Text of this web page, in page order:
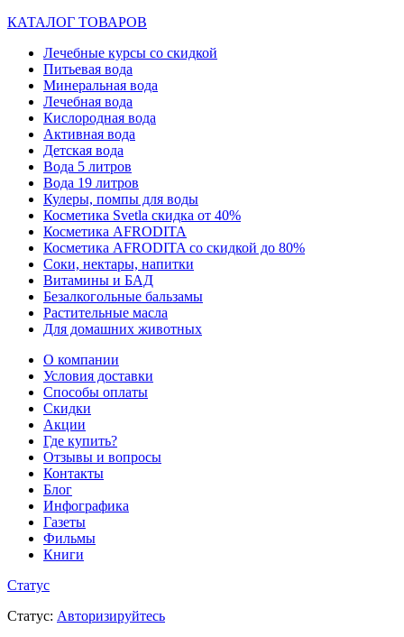
КАТАЛОГ ТОВАРОВ
Лечебные курсы со скидкой
Питьевая вода
Минеральная вода
Лечебная вода
Кислородная вода
Активная вода
Детская вода
Вода 5 литров
Вода 19 литров
Кулеры, помпы для воды
Косметика Svetla скидка от 40%
Косметика AFRODITA
Косметика AFRODITA со скидкой до 80%
Соки, нектары, напитки
Витамины и БАД
Безалкогольные бальзамы
Растительные масла
Для домашних животных
О компании
Условия доставки
Способы оплаты
Скидки
Акции
Где купить?
Отзывы и вопросы
Контакты
Блог
Инфографика
Газеты
Фильмы
Книги
Статус
Статус: Авторизируйтесь